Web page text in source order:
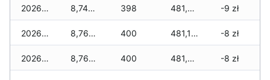
2026-05-14 8,740 zł 398 481,400 zł -9 zł
2026-05-13 8,760 zł 400 481,155 zł -8 zł
2026-05-12 8,760 zł 400 481,055 zł -8 zł